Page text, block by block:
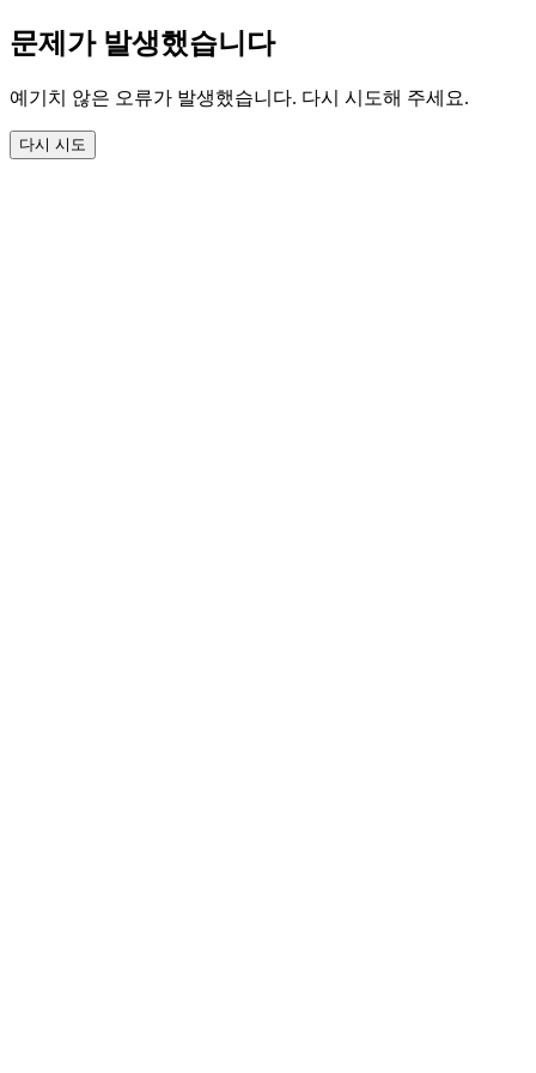
문제가 발생했습니다
예기치 않은 오류가 발생했습니다. 다시 시도해 주세요.
다시 시도